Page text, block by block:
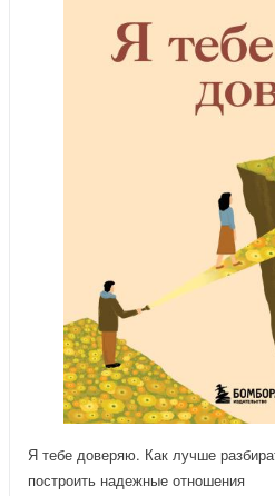
Я тебе доверяю. Как лучше
построить надежные отношения